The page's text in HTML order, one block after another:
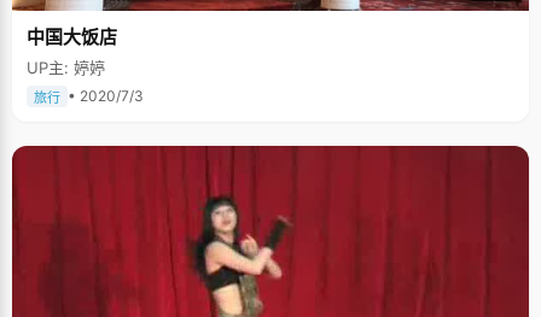
中国大饭店
UP主: 婷婷
旅行 • 2020/7/3